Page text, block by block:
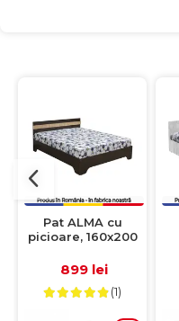
Pat ALMA cu
picioare, 160x200
+ sonoma deschis
899 lei
(1)